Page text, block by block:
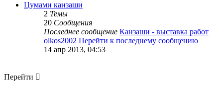
Цумами канзаши
2 Темы
20 Сообщения
Последнее сообщение Канзаши - выставка работ
olkos2002 Перейти к последнему сообщению
14 апр 2013, 04:53
Перейти